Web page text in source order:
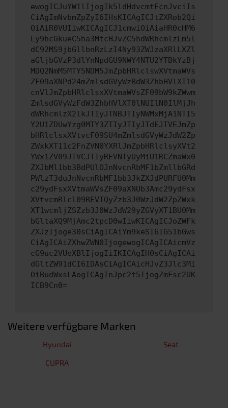
ewogICJuYW1lIjogIk5ldHdvcmtFcnJvciIs
CiAgImNvbmZpZyI6IHsKICAgICJtZXRob2Qi
OiAiR0VUIiwKICAgICJ1cmwiOiAiaHR0cHM6
Ly9hcGkueC5ha3MtcHJvZC5hdWRhcmlzLm5l
dC92MS9jbGllbnRzLzI4Ny93ZWJzaXRlLXZl
aGljbGVzP3dlYnNpdGU9NWY4NTU2YTBkYzBj
MDQ2NmM5MTY5NDM5JmZpbHRlclswXVtmaWVs
ZF09aXNPd24mZmlsdGVyWzBdW3ZhbHVlXT10
cnVlJmZpbHRlclsxXVtmaWVsZF09bW9kZWwm
ZmlsdGVyWzFdW3ZhbHVlXT0lNUIlN0IlMjJh
dWRhcmlzX2lkJTIyJTNBJTIyNWMxMjA1NTI5
Y2U1ZDUwYzg0MTY3ZTIyJTIyJTdEJTVEJmZp
bHRlclsxXVtvcF09SU4mZmlsdGVyWzJdW2Zp
ZWxkXT11c2FnZVN0YXRlJmZpbHRlclsyXVt2
YWx1ZV09JTVCJTIyREVNTyUyMiU1RCZmaWx0
ZXJbMl1bb3BdPUlOJnNvcnRbMF1bZmllbGRd
PWlzT3duJnNvcnRbMF1bb3JkZXJdPURFU0Mm
c29ydFsxXVtmaWVsZF09aXNUb3Amc29ydFsx
XVtvcmRlcl09REVTQyZzb3J0WzJdW2ZpZWxk
XT1wcmljZSZzb3J0WzJdW29yZGVyXT1BU0Mm
bGltaXQ9MjAmc2tpcD0wIiwKICAgICJoZWFk
ZXJzIjoge30sCiAgICAiYm9keSI6IG51bGws
CiAgICAiZXhwZWN0IjogewogICAgICAicmVz
cG9uc2VUeXBlIjogIiIKICAgIH0sCiAgICAi
dGltZW91dCI6IDAsCiAgICAicHJvZ3Jlc3Mi
OiBudWxsLAogICAgInJpc2t5IjogZmFsc2UK
ICB9Cn0=
Weitere verfügbare Marken
Hyundai
Seat
CUPRA